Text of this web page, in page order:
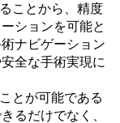
ことから、精度
ションを可能と
ナビゲーション
全な手術実現に
とが可能である
るだけでなく、